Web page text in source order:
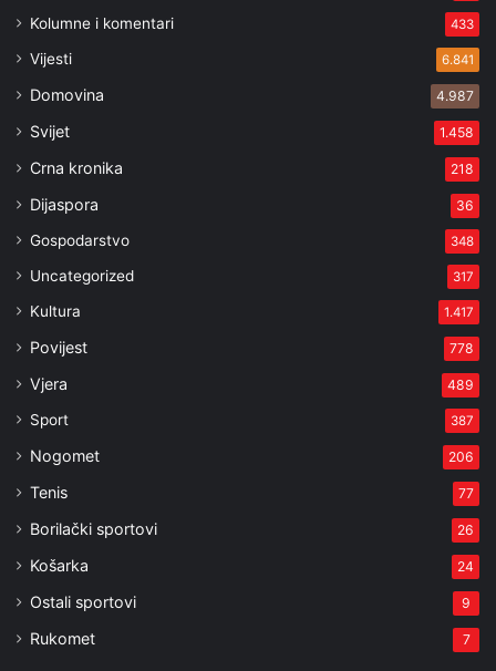
Kolumne i komentari 433
Vijesti 6.841
Domovina 4.987
Svijet 1.458
Crna kronika 218
Dijaspora 36
Gospodarstvo 348
Uncategorized 317
Kultura 1.417
Povijest 778
Vjera 489
Sport 387
Nogomet 206
Tenis 77
Borilački sportovi 26
Košarka 24
Ostali sportovi 9
Rukomet 7